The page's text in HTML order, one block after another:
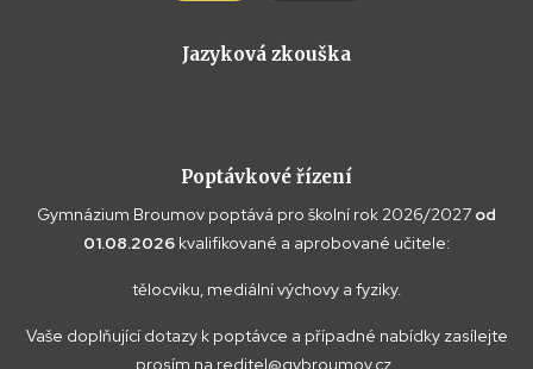
Jazyková zkouška
Poptávkové řízení
Gymnázium Broumov poptává pro školní rok 2026/2027 od
01.08.2026 kvalifikované a aprobované učitele:
tělocviku, mediální výchovy a fyziky.
Vaše doplňující dotazy k poptávce a případné nabídky zasílejte
prosím na reditel@gybroumov.cz.